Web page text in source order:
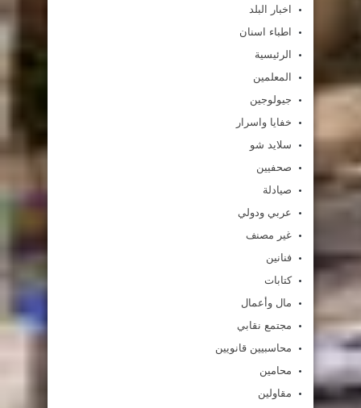
اخبار البلد
اطباء اسنان
الرئيسية
المعلمين
جيولوجين
خفايا واسرار
سلايد شو
صحفيين
صيادلة
عربي ودولي
غير مصنف
فنانين
كتابات
مال وأعمال
مجتمع نقابي
محاسبيين قانويين
محامين
مقاولين